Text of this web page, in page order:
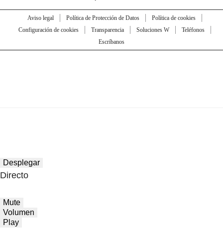
Aviso legal Política de Protección de Datos
Política de cookies
Configuración de cookies
Transparencia Soluciones W
Teléfonos
Escríbanos
Desplegar
Directo
Mute
Volumen
Play